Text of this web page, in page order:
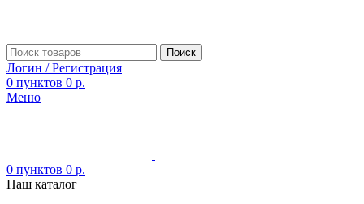
Поиск
Логин / Регистрация
0 пунктов 0 р.
Меню
0 пунктов 0 р.
Наш каталог